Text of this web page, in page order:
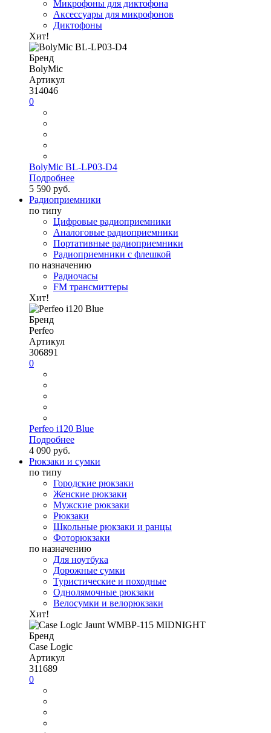
Микрофоны для диктофона
Аксессуары для микрофонов
Диктофоны
Хит!
Бренд
BolyMic
Артикул
314046
0
BolyMic BL-LP03-D4
Подробнее
5 590 руб.
Радиоприемники
по типу
Цифровые радиоприемники
Аналоговые радиоприемники
Портативные радиоприемники
Радиоприемники с флешкой
по назначению
Радиочасы
FM трансмиттеры
Хит!
Бренд
Perfeo
Артикул
306891
0
Perfeo i120 Blue
Подробнее
4 090 руб.
Рюкзаки и сумки
по типу
Городские рюкзаки
Женские рюкзаки
Мужские рюкзаки
Рюкзаки
Школьные рюкзаки и ранцы
Фоторюкзаки
по назначению
Для ноутбука
Дорожные сумки
Туристические и походные
Однолямочные рюкзаки
Велосумки и велорюкзаки
Хит!
Бренд
Case Logic
Артикул
311689
0